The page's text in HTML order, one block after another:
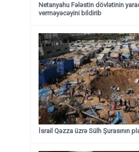
Netanyahu Fələstin dövlətinin
verməyəcəyini bildirib
İsrail Qəzza üzrə Sülh Şurasının